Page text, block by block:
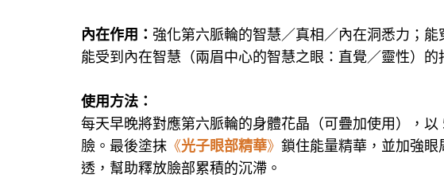
內在作用： 強化第六脈輪的智慧／真相／內在洞悉力；
能受到內在智慧（兩眉中心的智慧之眼：直覺／靈性）的
使用方法：
每天早晚將對應第六脈輪的身體花晶（可疊加使用），
臉。最後塗抹 《光子眼部精華》 鎖住能量精華，並加強
透，幫助釋放臉部累積的沉滯。